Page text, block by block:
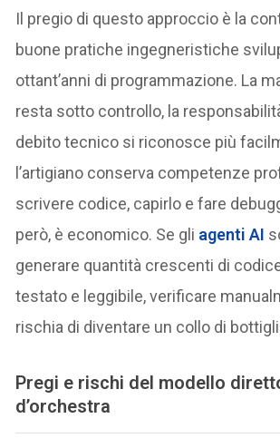
Il pregio di questo approccio è la
buone pratiche ingegneristiche
ottant’anni di programmazione. La
resta sotto controllo, la
debito tecnico si riconosce più
l’artigiano conserva competenze
scrivere codice, capirlo e fare
però, è economico. Se gli agenti AI
generare quantità crescenti di
testato e leggibile, verificare
rischia di diventare un collo di
Pregi e rischi del modello
d’orchestra